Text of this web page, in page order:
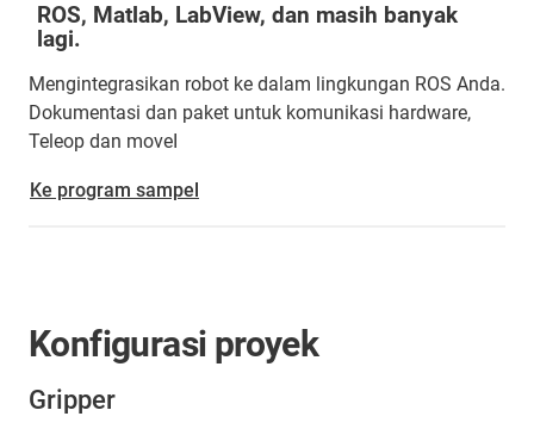
ROS, Matlab, LabView, dan masih banyak
lagi.
Mengintegrasikan robot ke dalam lingkungan ROS Anda.
Dokumentasi dan paket untuk komunikasi hardware,
Teleop dan moveI
Ke program sampel
Konfigurasi proyek
Gripper